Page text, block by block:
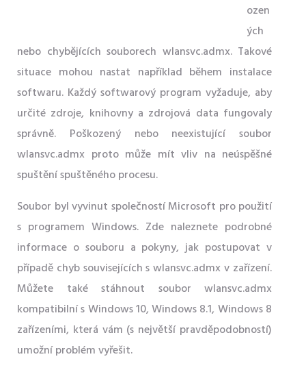
ozen
ých
nebo chybějících souborech wlansvc.admx. Takové
situace mohou nastat například během instalace
softwaru. Každý softwarový program vyžaduje, aby
určité zdroje, knihovny a zdrojová data fungovaly
správně. Poškozený nebo neexistující soubor
wlansvc.admx proto může mít vliv na neúspěšné
spuštění spuštěného procesu.
Soubor byl vyvinut společností Microsoft pro použití
s ​​programem Windows. Zde naleznete podrobné
informace o souboru a pokyny, jak postupovat v
případě chyb souvisejících s wlansvc.admx v zařízení.
Můžete také stáhnout soubor wlansvc.admx
kompatibilní s Windows 10, Windows 8.1, Windows 8
zařízeními, která vám (s největší pravděpodobností)
umožní problém vyřešit.